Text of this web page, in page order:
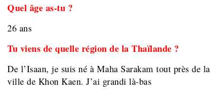
Quel âge as-tu ?
26 ans
Tu viens de quelle région de la Thaïlande ?
De l’Isaan, je suis né à Maha Sarakam tout près de la
ville de Khon Kaen. J’ai grandi là-bas